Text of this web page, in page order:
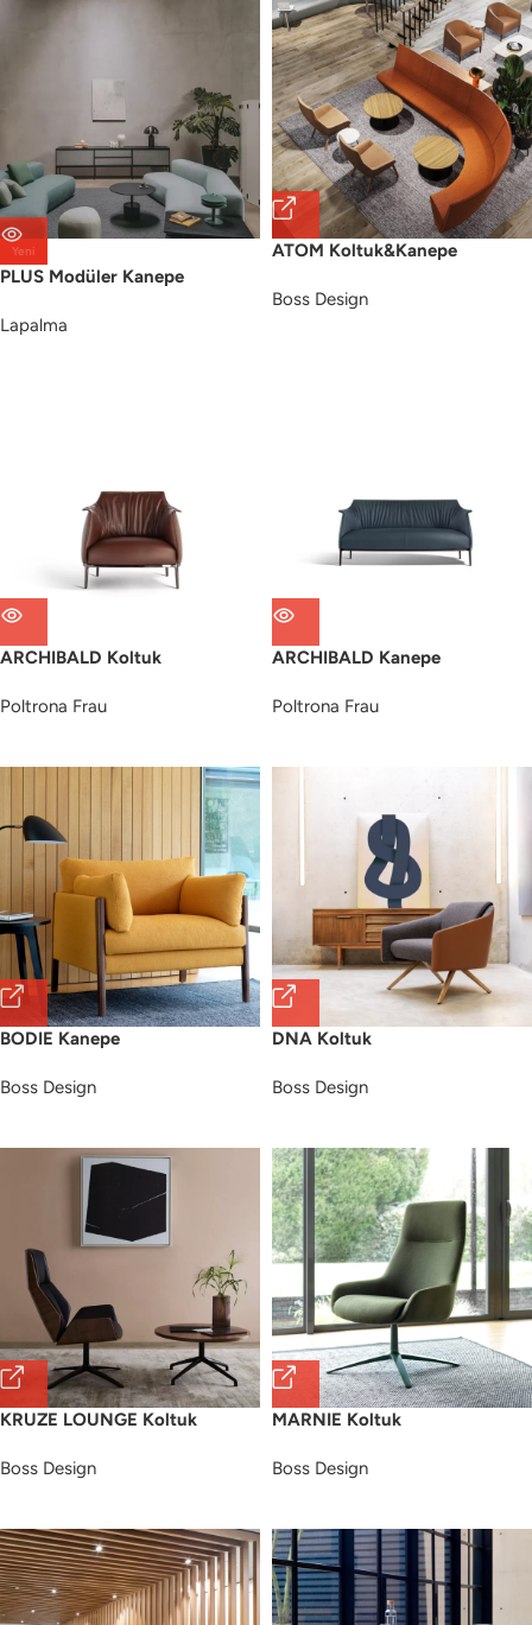
Yeni
PLUS Modüler Kanepe
Lapalma
ATOM Koltuk&Kanepe
Boss Design
ARCHIBALD Koltuk
Poltrona Frau
ARCHIBALD Kanepe
Poltrona Frau
BODIE Kanepe
Boss Design
DNA Koltuk
Boss Design
KRUZE LOUNGE Koltuk
Boss Design
MARNIE Koltuk
Boss Design